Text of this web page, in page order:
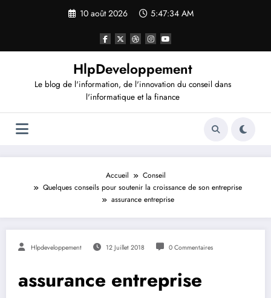
10 août 2026 5:47:35 AM
HlpDeveloppement
Le blog de l'information, de l'innovation du conseil dans
l'informatique et la finance
Accueil
Conseil
Quelques conseils pour soutenir la croissance de son entreprise
assurance entreprise
Hlpdeveloppement 12 Juillet 2018 0 Commentaires
assurance entreprise